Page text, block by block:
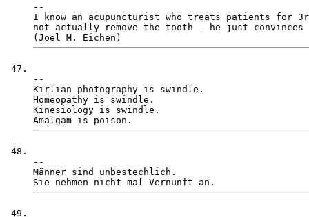
--
I know an acupuncturist who treats patients for
not actually remove the tooth - he just
--
Kirlian photography is swindle.
Homeopathy is swindle.
Kinesiology is swindle.
--
Männer sind unbestechlich.